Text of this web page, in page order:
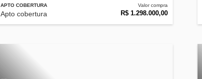
APTO COBERTURA
Apto cobertura
Valor compra
R$ 1.298.000,00